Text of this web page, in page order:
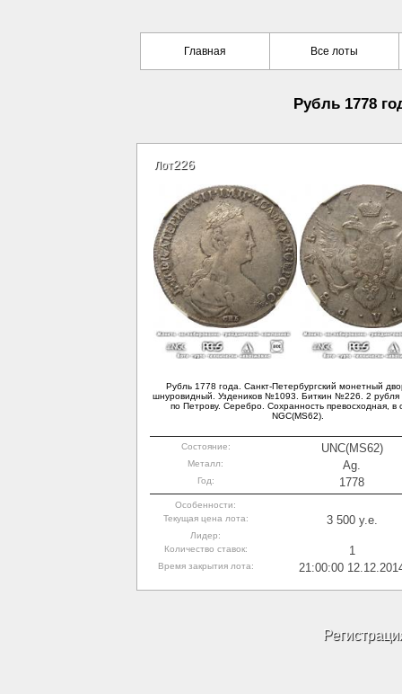
Главная Все лоты
Рубль 1778
Лот226
Рубль 1778 года. Санкт-Петербургский монетный
шнуровидный. Уздеников №1093. Биткин №226. 2 рубля
по Петрову. Серебро. Сохранность превосходная, в
NGC(MS62).
Состояние: UNC(MS62)
Металл: Ag.
Год: 1778
Особенности:
Текущая цена лота:
3 500 y.e.
Лидер:
Количество ставок:
1
Время закрытия лота: 21:00:00